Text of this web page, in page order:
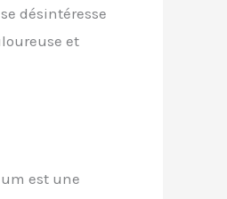
désintéresse
et
est une